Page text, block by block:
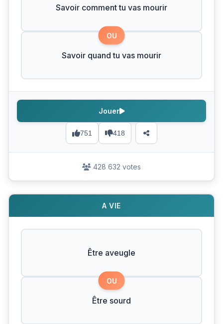
Savoir comment tu vas mourir
OU
Savoir quand tu vas mourir
751 418
Jouer
428 632 votes
A VIE
Être aveugle
OU
Être sourd